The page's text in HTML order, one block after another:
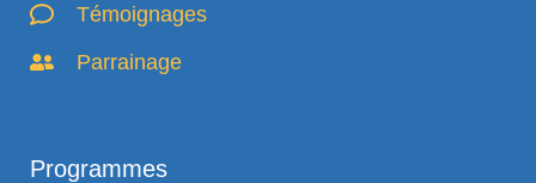
Témoignages
Parrainage
Programmes